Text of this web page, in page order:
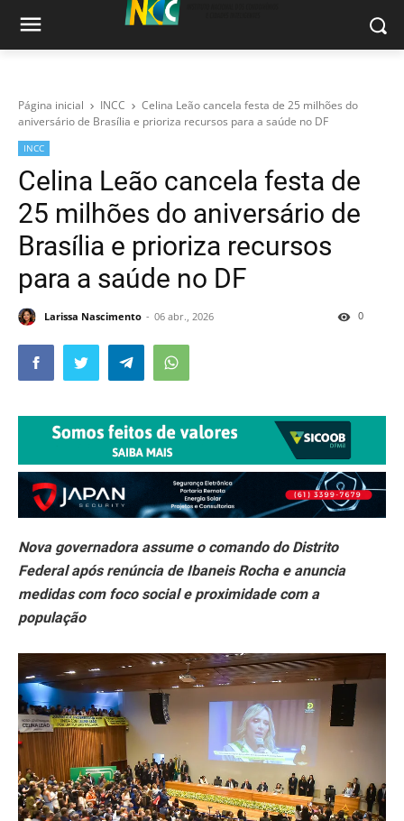
Página inicial INCC
Celina Leão cancela festa de 25 milhões do
aniversário de Brasília e prioriza recursos para a saúde no DF
INCC
Celina Leão cancela festa de
25 milhões do aniversário de
Brasília e prioriza recursos
para a saúde no DF
Larissa Nascimento 06 abr., 2026 0
Nova governadora assume o comando do Distrito
Federal após renúncia de Ibaneis Rocha e anuncia
medidas com foco social e proximidade com a
população